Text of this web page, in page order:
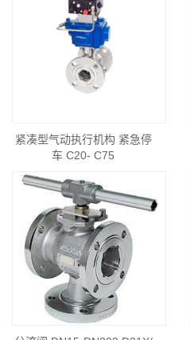
紧凑型气动执行机构 紧急停
车 C20- C75